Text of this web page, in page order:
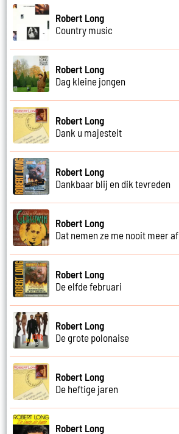
Robert Long
Country music
Robert Long
Dag kleine jongen
Robert Long
Dank u majesteit
Robert Long
Dankbaar blij en dik tevreden
Robert Long
Dat nemen ze me nooit meer af
Robert Long
De elfde februari
Robert Long
De grote polonaise
Robert Long
De heftige jaren
Robert Long